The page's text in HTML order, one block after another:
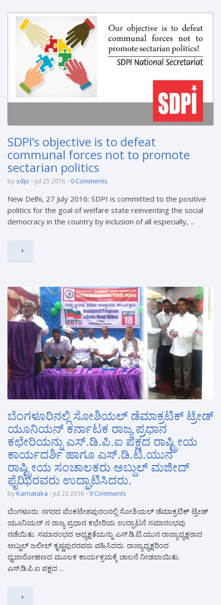
SDPI’s objective is to defeat
communal forces not to promote
sectarian politics
by sdpi Jul 25 2016 0 Comments
New Delhi, 27 July 2016: SDPI is committed to the positive
politics for the goal of welfare state reinventing the social
democracy in the country by inclusion of all especially, ...
ಬೆಂಗಳೂರಿನಲ್ಲಿ ಸೋಶಿಯಲ್ ಡೆಮಾಕ್ರಟಿಕ್ ಟ್ರೇಡ್
ಯೂನಿಯನ್ ಕರ್ನಾಟಕ ರಾಜ್ಯ ಪ್ರಧಾನ
ಕಛೇರಿಯನ್ನು ಎಸ್.ಡಿ.ಪಿ.ಐ ಪಕ್ಷದ ರಾಷ್ಟ್ರೀಯ
ಕಾರ್ಯದರ್ಶಿ ಹಾಗೂ ಎಸ್.ಡಿ.ಟಿ.ಯುನ
ರಾಷ್ಟ್ರೀಯ ಸಂಚಾಲಕರು ಅಬ್ದುಲ್ ಮಜೀದ್
ಫೈಝಿರವರು ಉದ್ಘಾಟಿಸಿದರು.
byKarnataka Jul 23 2016 0 Comments
ಬೆಂಗಳೂರು: ನಗರದ ವೆಂಕಟೇಶಪುರಂನಲ್ಲಿ ಸೋಶಿಯಲ್ ಡೆಮಾಕ್ರಟಿಕ್ ಟ್ರೇಡ್
ಯೂನಿಯನ್ ನ ರಾಜ್ಯ ಪ್ರಧಾನ ಕಛೇರಿಯ ಉದ್ಘಾಟನೆ ಸಮಾರಂಭವು
ನಡೆಯಿತು. ಸಮಾರಂಭದ ಅಧ್ಯಕ್ಷತೆಯನ್ನು ಎಸ್.ಡಿ.ಟಿ.ಯುನ ರಾಜ್ಯಾಧ್ಯಕ್ಷರಾದ
ಅಬ್ದುಲ್ ಜಲೀಲ್ ಕೃಷ್ಣಪುರರವರು ವಹಿಸಿದರು. ರಾಜ್ಯಾಧ್ಯಕ್ಷರಿಂದ
ಧ್ವಜಾರೋಹಣದ ಮೂಲಕ ಕಾರ್ಯಕ್ರಮಕ್ಕೆ ಚಾಲನೆ ನೀಡಲಾಯಿತು.
ಎಸ್.ಡಿ.ಪಿ.ಐ ಪಕ್ಷದ ...